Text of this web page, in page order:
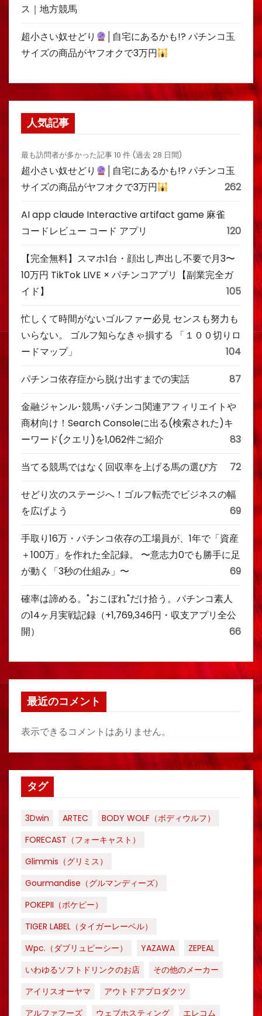
ス｜地方競馬
超小さい奴せどり
│自宅にあるかも!? パチンコ玉
サイズの商品がヤフオクで3万円
人気記事
最も訪問者が多かった記事 10 件 (過去 28 日間)
超小さい奴せどり
│自宅にあるかも!? パチンコ玉
サイズの商品がヤフオクで3万円
262
AI app claude Interactive artifact game 麻雀
コードレビュー コード アプリ
120
【完全無料】スマホ1台・顔出し声出し不要で月3〜
10万円 TikTok LIVE × パチンコアプリ【副業完全ガ
イド】
105
忙しくて時間がないゴルファー必見 センスも努力も
いらない。 ゴルフ知らなきゃ損する 「１００切りロ
ードマップ」
104
パチンコ依存症から脱け出すまでの実話 87
金融ジャンル･競馬･パチンコ関連アフィリエイトや
商材向け！Search Consoleに出る(検索された)キ
ーワード(クエリ)を1,062件ご紹介
83
当てる競馬ではなく回収率を上げる馬の選び方 72
せどり次のステージへ！ゴルフ転売でビジネスの幅
を広げよう
69
手取り16万・パチンコ依存の工場員が、1年で「資産
＋100万」を作れた全記録。 〜意志力0でも勝手に足
が動く「3秒の仕組み」〜
69
確率は諦める。"おこぼれ"だけ拾う。パチンコ素人
の14ヶ月実戦記録（+1,769,346円・収支アプリ全公
開）
66
最近のコメント
表示できるコメントはありません。
タグ
3Dwin ARTEC
BODY WOLF（ボディウルフ）
FORECAST（フォーキャスト）
Glimmis（グリミス）
Gourmandise（グルマンディーズ）
POKEPII（ポケピー）
TIGER LABEL（タイガーレーベル）
Wpc.（ダブリュピーシー）
YAZAWA
ZEPEAL
いわゆるソフトドリンクのお店
その他のメーカー
アイリスオーヤマ
アウトドアプロダクツ
アルファフーズ
ウェブホスティング エレコム